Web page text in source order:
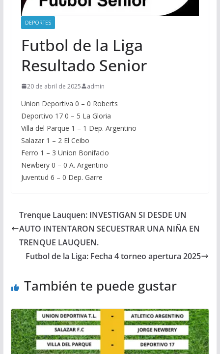
DEPORTES
Futbol de la Liga
Resultado Senior
20 de abril de 2025 admin
Union Deportiva 0 – 0 Roberts
Deportivo 17 0 – 5 La Gloria
Villa del Parque 1 – 1 Dep. Argentino
Salazar 1 – 2 El Ceibo
Ferro 1 – 3 Union Bonifacio
Newbery 0 – 0 A. Argentino
Juventud 6 – 0 Dep. Garre
Trenque Lauquen: INVESTIGAN SI DESDE UN
AUTO INTENTARON SECUESTRAR UNA NIÑA EN
TRENQUE LAUQUEN.
Futbol de la Liga: Fecha 4 torneo apertura 2025
También te puede gustar